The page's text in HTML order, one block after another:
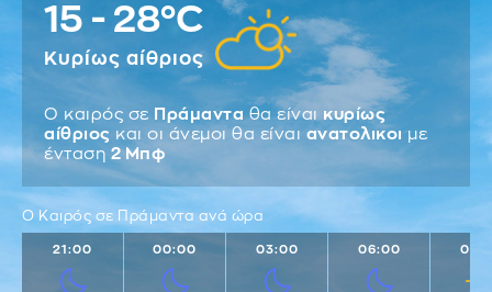
15 - 28°C
Κυρίως αίθριος
Ο καιρός σε Πράμανταθα είναι κυρίως
αίθριος και οι άνεμοι θα είναι ανατολικοι με
ένταση 2 Μπφ
Ο Καιρός σε Πράμαντα ανά ώρα
21:00 00:00 03:00 06:00